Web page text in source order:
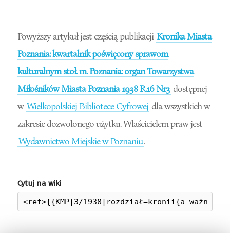
Powyższy artykuł jest częścią publikacji Kronika Miasta
Poznania: kwartalnik poświęcony sprawom
kulturalnym stoł. m. Poznania: organ Towarzystwa
Miłośników Miasta Poznania 1938 R.16 Nr3 dostępnej
w Wielkopolskiej Bibliotece Cyfrowej dla wszystkich w
zakresie dozwolonego użytku. Właścicielem praw jest
Wydawnictwo Miejskie w Poznaniu.
Cytuj na wiki